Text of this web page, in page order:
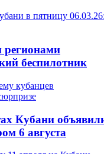
регионами
беспилотник
Кубани
6 августа